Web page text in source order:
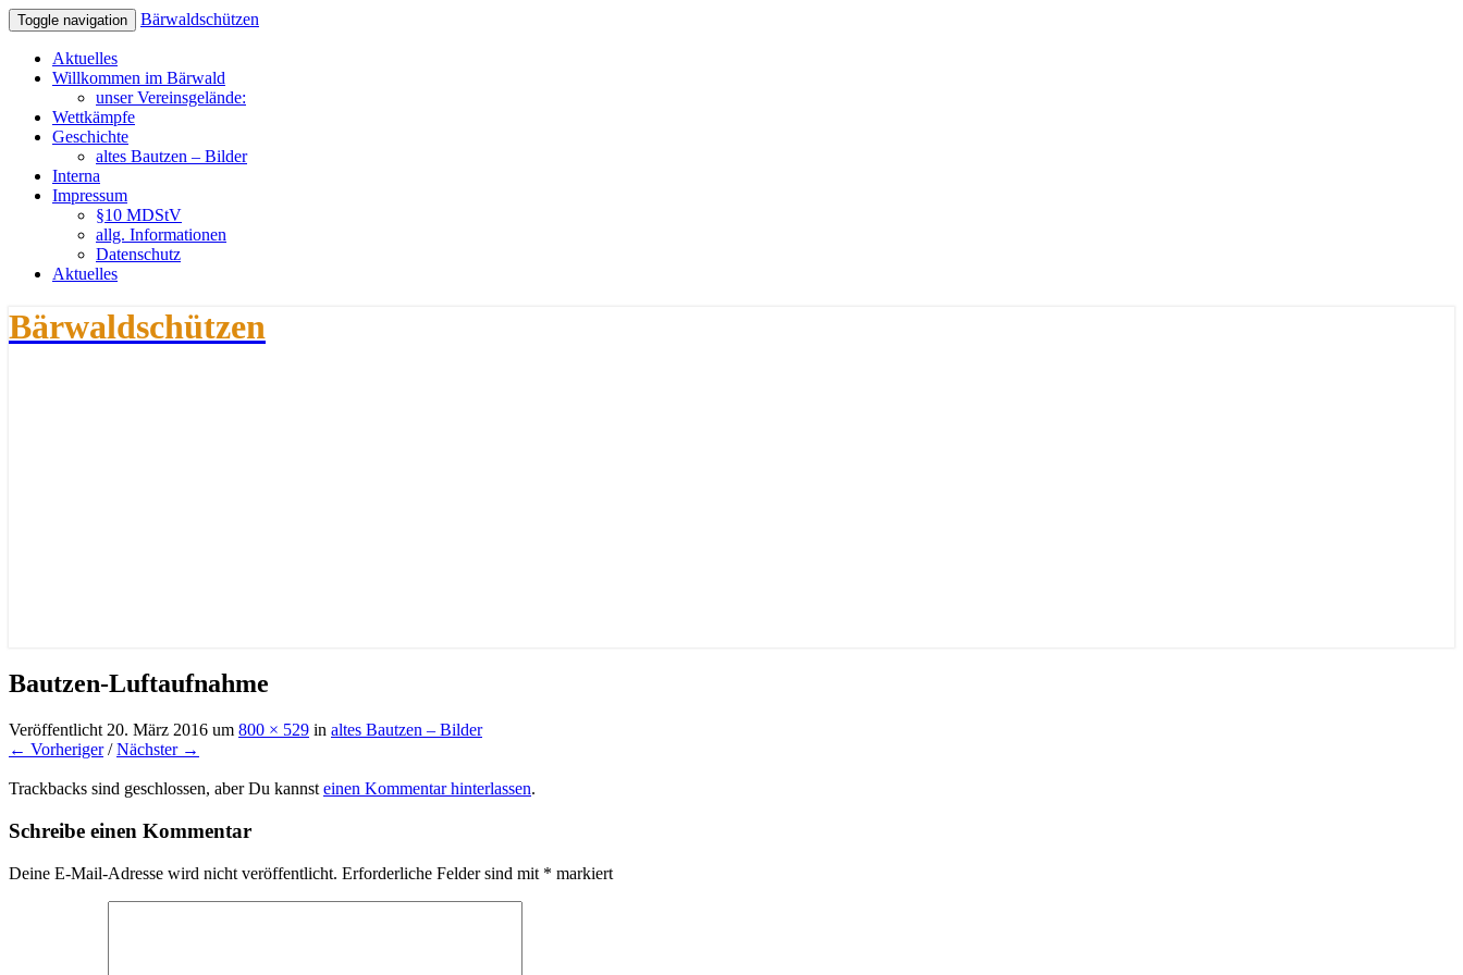
Toggle navigation Bärwaldschützen
Aktuelles
Willkommen im Bärwald
unser Vereinsgelände:
Wettkämpfe
Geschichte
altes Bautzen – Bilder
Interna
Impressum
§10 MDStV
allg. Informationen
Datenschutz
Aktuelles
Bärwaldschützen
Bautzen-Luftaufnahme
Veröffentlicht 20. März 2016 um 800 × 529 in altes Bautzen – Bilder
← Vorheriger/Nächster →
Trackbacks sind geschlossen, aber Du kannst einen Kommentar hinterlassen.
Schreibe einen Kommentar
Deine E-Mail-Adresse wird nicht veröffentlicht. Erforderliche Felder sind mit * markiert